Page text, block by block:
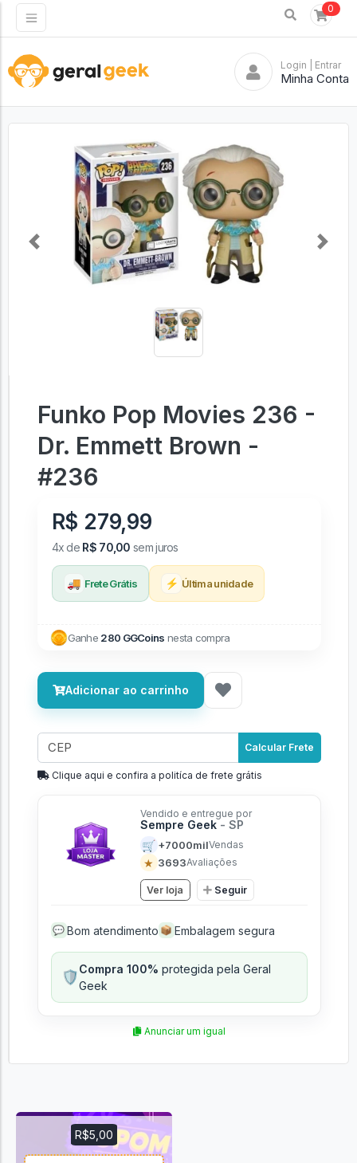
0
Login | Entrar
Minha Conta
Previous Next
Funko Pop Movies 236 -
Dr. Emmett Brown -
#236
R$ 279,99
4x de R$ 70,00 sem juros
🚚 Frete Grátis ⚡ Última unidade
Ganhe 280 GGCoins nesta compra
Adicionar ao carrinho
Calcular Frete
Clique aqui e confira a politíca de frete grátis
Vendido e entregue por
Sempre Geek - SP
🛒 +7000milVendas
★ 3693Avaliações
Ver loja Seguir
💬 Bom atendimento 📦 Embalagem segura
🛡️Compra 100% protegida pela Geral
Geek
Anunciar um igual
R$5,00